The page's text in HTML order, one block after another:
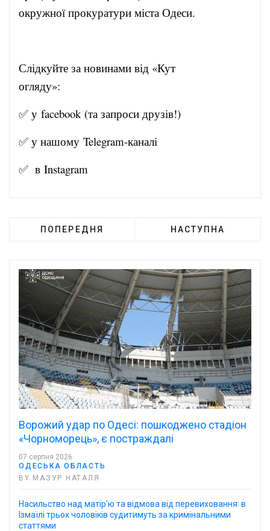
окружної прокуратури міста Одеси.
Слідкуйте за новинами від «Кут
огляду»:
✅ у facebook(та запроси друзів!)
✅ у нашому Telegram-каналі
✅ в Instagram
ПОПЕРЕДНЯ НАСТУПНА
Ворожий удар по Одесі: пошкоджено стадіон
«Чорноморець», є постраждалі
07 серпня 2026
ОДЕСЬКА ОБЛАСТЬ
BY МАЗУР НАТАЛЯ
Насильство над матір'ю та відмова від перевиховання: в
Ізмаїлі трьох чоловіків судитимуть за кримінальними
статтями